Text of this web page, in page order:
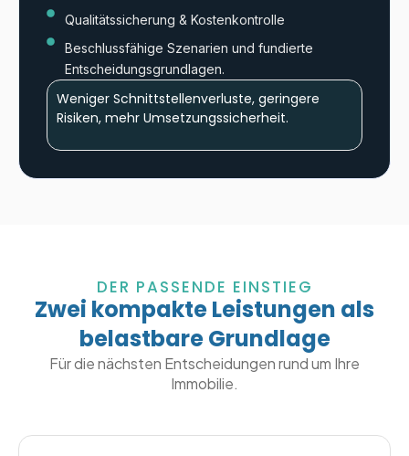
Qualitätssicherung & Kostenkontrolle
Beschlussfähige Szenarien und fundierte
Entscheidungsgrundlagen.
Weniger Schnittstellenverluste, geringere
Risiken, mehr Umsetzungssicherheit.
DER PASSENDE EINSTIEG
Zwei kompakte Leistungen als
belastbare Grundlage
Für die nächsten Entscheidungen rund um Ihre
Immobilie.